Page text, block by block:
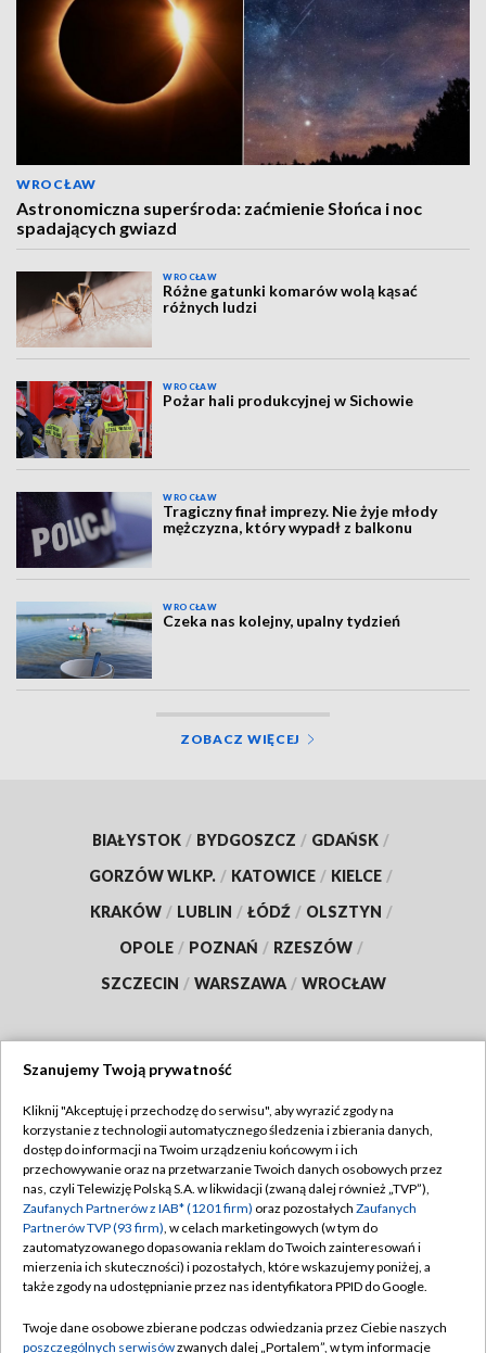
WROCŁAW
Astronomiczna superśroda: zaćmienie Słońca i noc
spadających gwiazd
WROCŁAW
Różne gatunki komarów wolą kąsać
różnych ludzi
WROCŁAW
Pożar hali produkcyjnej w Sichowie
WROCŁAW
Tragiczny finał imprezy. Nie żyje młody
mężczyzna, który wypadł z balkonu
WROCŁAW
Czeka nas kolejny, upalny tydzień
ZOBACZ WIĘCEJ
BIAŁYSTOK / BYDGOSZCZ / GDAŃSK /
GORZÓW WLKP. / KATOWICE / KIELCE /
KRAKÓW / LUBLIN / ŁÓDŹ / OLSZTYN /
OPOLE / POZNAŃ / RZESZÓW /
SZCZECIN / WARSZAWA / WROCŁAW
TVP
Abonament TVP
Emisja w TVP
Centrum informacji TVP
Naziemna Telewizja Cyfrowa
Rada Programowa
Regulamin TVP
Polityka prywatności
Moje zgody
Pomoc
Szanujemy Twoją prywatność
Kliknij "Akceptuję i przechodzę do serwisu", aby wyrazić zgody na
korzystanie z technologii automatycznego śledzenia i zbierania danych,
dostęp do informacji na Twoim urządzeniu końcowym i ich
przechowywanie oraz na przetwarzanie Twoich danych osobowych przez
nas, czyli Telewizję Polską S.A. w likwidacji (zwaną dalej również „TVP”),
Zaufanych Partnerów z IAB* (1201 firm) oraz pozostałych Zaufanych
Partnerów TVP (93 firm), w celach marketingowych (w tym do
zautomatyzowanego dopasowania reklam do Twoich zainteresowań i
mierzenia ich skuteczności) i pozostałych, które wskazujemy poniżej, a
także zgody na udostępnianie przez nas identyfikatora PPID do Google.
Twoje dane osobowe zbierane podczas odwiedzania przez Ciebie naszych
poszczególnych serwisówzwanych dalej „Portalem”, w tym informacje